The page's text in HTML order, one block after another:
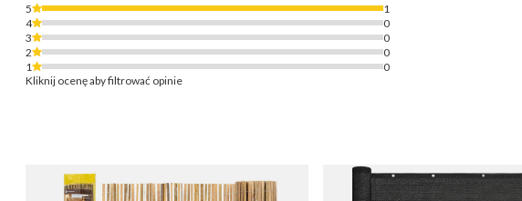
5
1
4
0
3
0
2
0
1
0
Kliknij ocenę aby filtrować opinie